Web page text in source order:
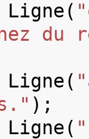
Ligne(
du
Ligne(
);
Ligne(